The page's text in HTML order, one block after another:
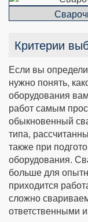
Критерии
Если вы
нужно понять,
оборудования
работ самым
обыкновенный
типа,
также при
оборудования.
больше для
приходится
сложно
ответственными